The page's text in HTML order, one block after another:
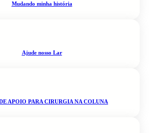
Mudando minha história
Ajude nosso Lar
APOIO PARA CIRURGIA NA COLUNA